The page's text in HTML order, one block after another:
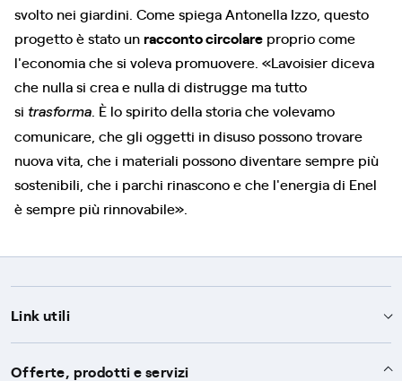
svolto nei giardini. Come spiega Antonella Izzo, questo
progetto è stato unracconto circolare proprio come
l'economia che si voleva promuovere. «Lavoisier diceva
che nulla si crea e nulla di distrugge ma tutto
si trasforma . È lo spirito della storia che volevamo
comunicare, che gli oggetti in disuso possono trovare
nuova vita, che i materiali possono diventare sempre più
sostenibili, che i parchi rinascono e che l'energia di Enel
è sempre più rinnovabile».
Link utili
Assistenza
Offerte, prodotti e servizi